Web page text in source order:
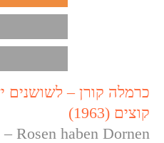
כרמלה קורן – לשושנים
קוצים (1963)
Rosen haben Dornen